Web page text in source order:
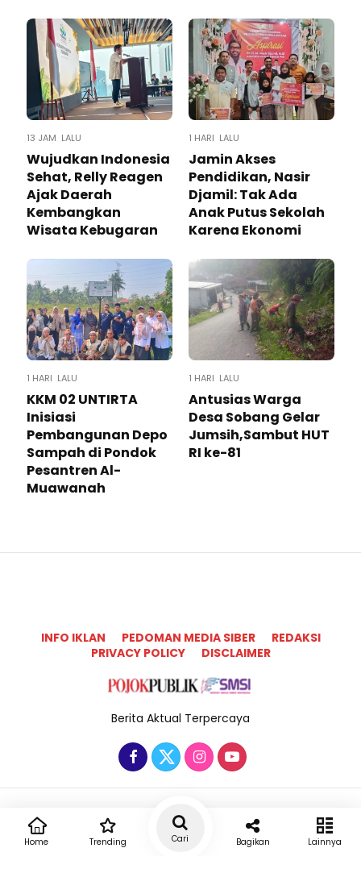
13 JAM LALU
Wujudkan Indonesia
Sehat, Relly Reagen
Ajak Daerah
Kembangkan
Wisata Kebugaran
1 HARI LALU
Jamin Akses
Pendidikan, Nasir
Djamil: Tak Ada
Anak Putus Sekolah
Karena Ekonomi
1 HARI LALU
KKM 02 UNTIRTA
Inisiasi
Pembangunan Depo
Sampah di Pondok
Pesantren Al-
Muawanah
1 HARI LALU
Antusias Warga
Desa Sobang Gelar
Jumsih,Sambut HUT
RI ke-81
INFO IKLAN PEDOMAN MEDIA SIBER
REDAKSI
PRIVACY POLICY
DISCLAIMER
Berita Aktual Terpercaya
Copyright @2025 Pojok Publik All Rights Reserved
Home Trending Cari Bagikan Lainnya